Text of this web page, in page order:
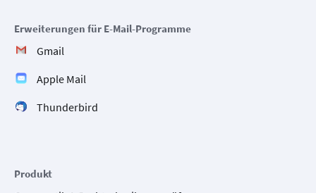
Erweiterungen für E-Mail-Programme
Gmail
Apple Mail
Thunderbird
Produkt